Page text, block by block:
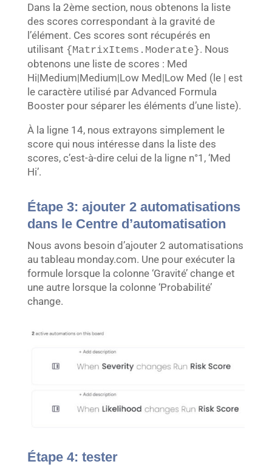
Dans la 2ème section, nous obtenons la liste
des scores correspondant à la gravité de
l’élément. Ces scores sont récupérés en
utilisant {MatrixItems.Moderate}. Nous
obtenons une liste de scores : Med
Hi|Medium|Medium|Low Med|Low Med (le | est
le caractère utilisé par Advanced Formula
Booster pour séparer les éléments d’une liste).
À la ligne 14, nous extrayons simplement le
score qui nous intéresse dans la liste des
scores, c’est-à-dire celui de la ligne n°1, ‘Med
Hi’.
Étape 3: ajouter 2 automatisations
dans le Centre d’automatisation
Nous avons besoin d’ajouter 2 automatisations
au tableau monday.com. Une pour exécuter la
formule lorsque la colonne ‘Gravité’ change et
une autre lorsque la colonne ‘Probabilité’
change.
Étape 4: tester